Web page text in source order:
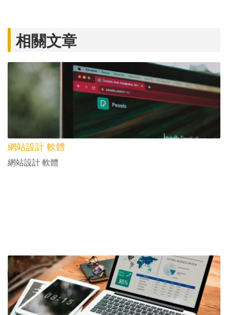
最後還是會轉向 WordPress。
Strikingly 免費嗎？
Strikingly 提供免費方案，但會有子網域、流量、
儲存空間與功能限制，而且網站上通常會出現平台
品牌標誌。
Strikingly SEO效果好嗎？
Strikingly 可以做基本 SEO 設定，但在網站結構、
Strikingly 主打快速與簡單，而 WordPress 則強調
自由度與擴充性。如果網站只是形象頁，Strikingly
可能夠用；但若要長期做 SEO、電商或品牌經
營，WordPress 通常更有優勢。